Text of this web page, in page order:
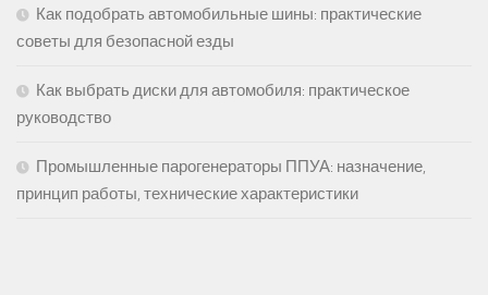
Как подобрать автомобильные шины: практические
советы для безопасной езды
Как выбрать диски для автомобиля: практическое
руководство
Промышленные парогенераторы ППУА: назначение,
принцип работы, технические характеристики